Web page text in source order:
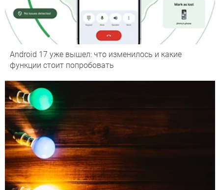
Android 17 уже вышел: что изменилось и какие
функции стоит попробовать